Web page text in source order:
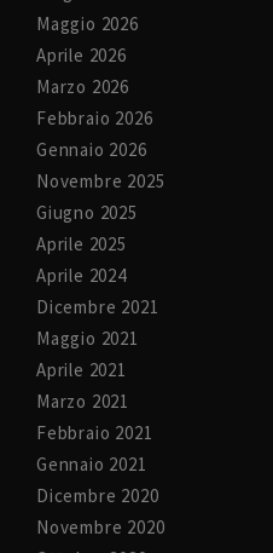
Maggio 2026
Aprile 2026
Marzo 2026
Febbraio 2026
Gennaio 2026
Novembre 2025
Giugno 2025
Aprile 2025
Aprile 2024
Dicembre 2021
Maggio 2021
Aprile 2021
Marzo 2021
Febbraio 2021
Gennaio 2021
Dicembre 2020
Novembre 2020